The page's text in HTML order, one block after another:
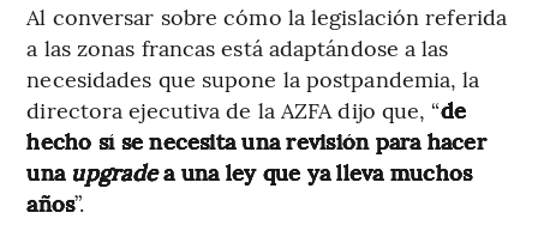
Al conversar sobre cómo la legislación referida
a las zonas francas está adaptándose a las
necesidades que supone la postpandemia, la
directora ejecutiva de la AZFA dijo que, “de
hecho sí se necesita una revisión para hacer
una upgradea una ley que ya lleva muchos
años”.